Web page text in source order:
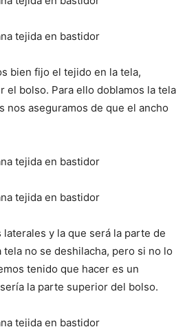
bien fijo el tejido en la tela,
el bolso. Para ello doblamos la tela
nos aseguramos de que el ancho
y la que será la parte de
tela no se deshilacha, pero si no lo
tenido que hacer es un
la parte superior del bolso.